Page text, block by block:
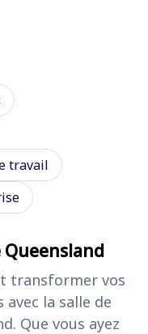
travail
Queensland
transformer vos
la salle de
Que vous ayez